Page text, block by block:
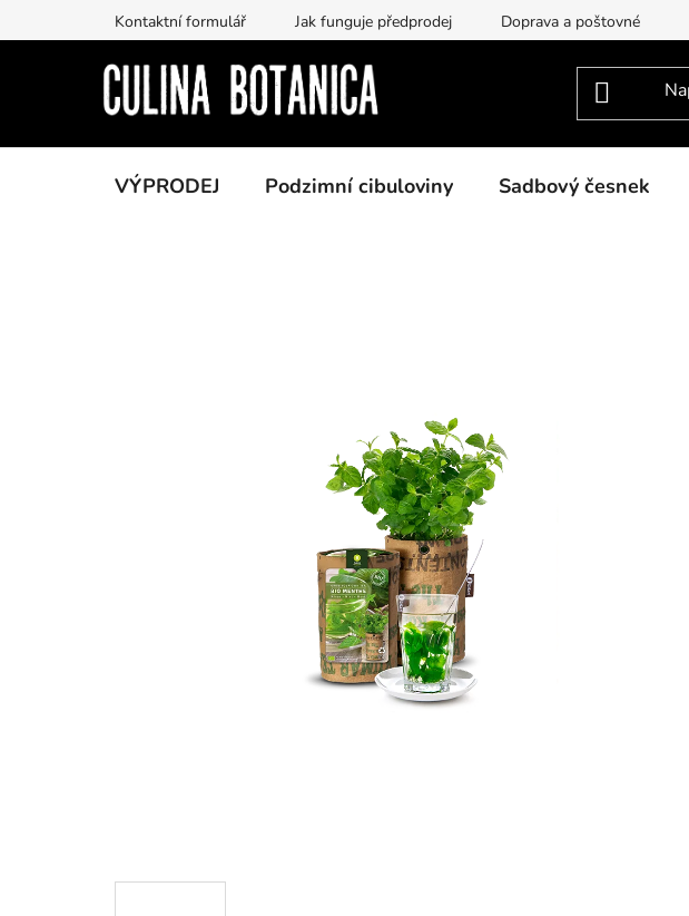
na
Kontaktní formulář Jak funguje předprodej Doprava a poštovné
VÝPRODEJ Podzimní cibuloviny Sadbový česnek